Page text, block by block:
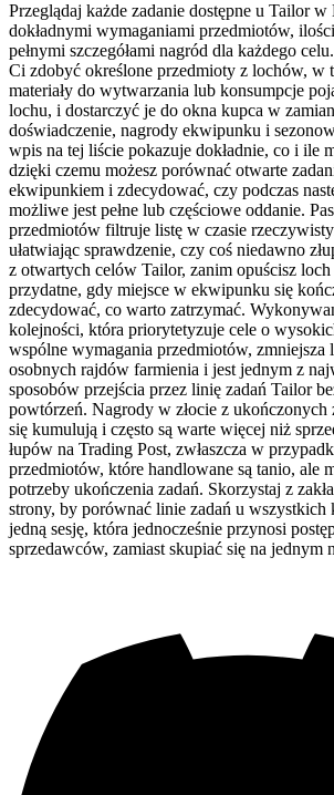
Przeglądaj każde zadanie dostępne u Tailor
dokładnymi wymaganiami przedmiotów,
pełnymi szczegółami nagród dla każdego
Ci zdobyć określone przedmioty z lochów, w
materiały do wytwarzania lub konsumpcje
lochu, i dostarczyć je do okna kupca w zamian
doświadczenie, nagrody ekwipunku i
wpis na tej liście pokazuje dokładnie, co i ile
dzięki czemu możesz porównać otwarte
ekwipunkiem i zdecydować, czy podczas
możliwe jest pełne lub częściowe oddanie.
przedmiotów filtruje listę w czasie
ułatwiając sprawdzenie, czy coś niedawno
z otwartych celów Tailor, zanim opuścisz
przydatne, gdy miejsce w ekwipunku się
zdecydować, co warto zatrzymać.
kolejności, która priorytetyzuje cele o
wspólne wymagania przedmiotów, zmniejsza
osobnych rajdów farmienia i jest jednym z
sposobów przejścia przez linię zadań Tailor
powtórzeń. Nagrody w złocie z ukończonych
się kumulują i często są warte więcej niż
łupów na Trading Post, zwłaszcza w
przedmiotów, które handlowane są tanio, ale
potrzeby ukończenia zadań. Skorzystaj z
strony, by porównać linie zadań u
jedną sesję, która jednocześnie przynosi
sprzedawców, zamiast skupiać się na jednym